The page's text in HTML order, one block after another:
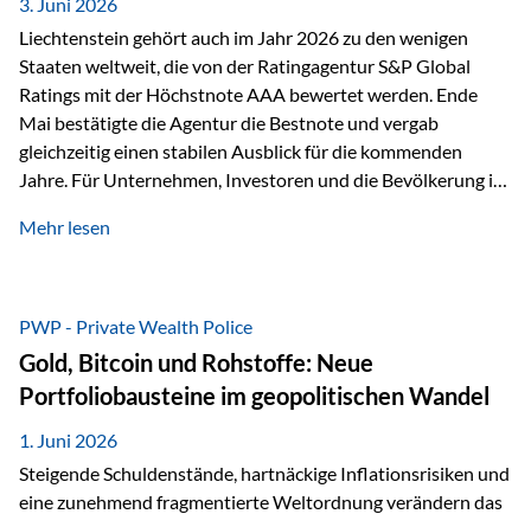
Liechtenstein gehört auch im Jahr 2026 zu den wenigen
Staaten weltweit, die von der Ratingagentur S&P Global
Ratings mit der Höchstnote AAA bewertet werden. Ende
Mai bestätigte die Agentur die Bestnote und vergab
gleichzeitig einen stabilen Ausblick für die kommenden
Jahre. Für Unternehmen, Investoren und die Bevölkerung ist
finanzielle Stabilität des Landes sowie das Vertrauen
trotz Herausforderungen Die weltwirtschaftlichen
Rahmenbedingungen bleiben anspruchsvoll. Geopolitische
Unsicherheiten, eine verhaltene Investitionstätigkeit und
eine schwächere Nachfrage in wichtigen Exportmärkten
beeinflussen auch die liechtensteinische Wirtschaft.
Dennoch sieht…
Mehr lesen
PWP - Private Wealth Police
Gold, Bitcoin und Rohstoffe: Neue
Portfoliobausteine im geopolitischen Wandel
1. Juni 2026
Steigende Schuldenstände, hartnäckige Inflationsrisiken und
eine zunehmend fragmentierte Weltordnung verändern das